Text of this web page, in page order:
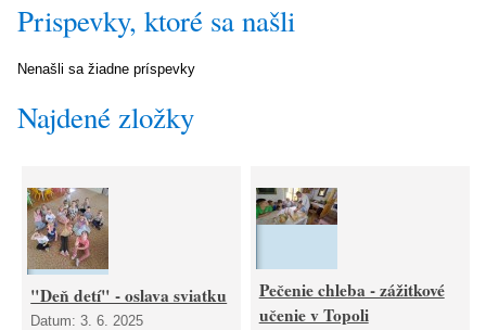
Prispevky, ktoré sa našli
Nenašli sa žiadne príspevky
Najdené zložky
"Deň detí" - oslava sviatku
Datum:3. 6. 2025
Pečenie chleba - zážitkové
učenie v Topoli